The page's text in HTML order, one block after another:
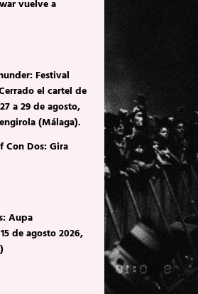
vuelve a
Festival
el cartel de
a 29 de agosto,
(Málaga).
Con Dos: Gira
Aupa
de agosto 2026,